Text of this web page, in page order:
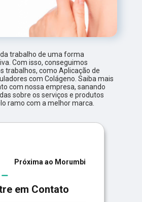
trabalho de uma forma
Com isso, conseguimos
trabalhos, como Aplicação de
com Colágeno. Saiba mais
com nossa empresa, sanando
sobre os serviços e produtos
ramo com a melhor marca.
em Contato
Próxima ao Morumbi